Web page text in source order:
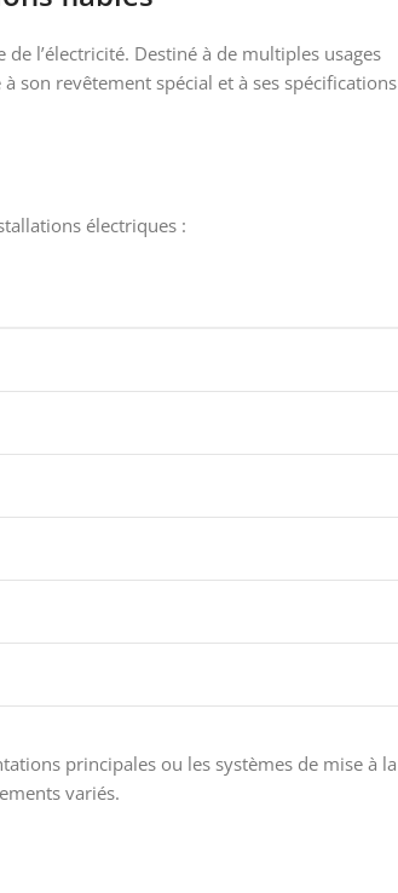
l’électricité. Destiné à de multiples usages
son revêtement spécial et à ses spécifications
électriques :
principales ou les systèmes de mise à la
variés.